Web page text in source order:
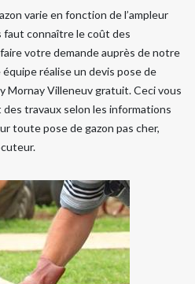
varie en fonction de l’ampleur
faut connaître le coût des
votre demande auprès de notre
réalise un devis pose de
Mornay Villeneuv gratuit. Ceci vous
travaux selon les informations
toute pose de gazon pas cher,